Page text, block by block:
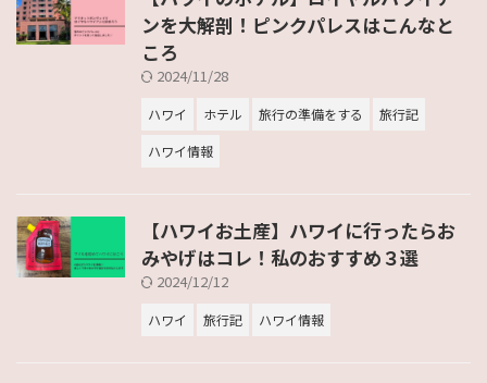
ンを大解剖！ピンクパレスはこんなと
ころ
2024/11/28
ハワイ ホテル 旅行の準備をする
旅行記
ハワイ情報
【ハワイお土産】ハワイに行ったらお
みやげはコレ！私のおすすめ３選
2024/12/12
ハワイ 旅行記 ハワイ情報